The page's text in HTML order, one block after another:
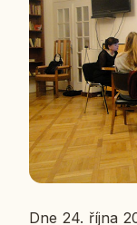
Dne 24. října